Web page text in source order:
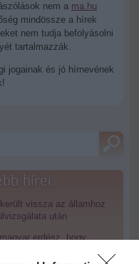
nem a ma.hu
mindössze a hírek
nem tudja befolyásolni
tartalmazzák.
jogainak és jó hírnevének
hírei:
vissza az államhoz
után
erdész, hogy